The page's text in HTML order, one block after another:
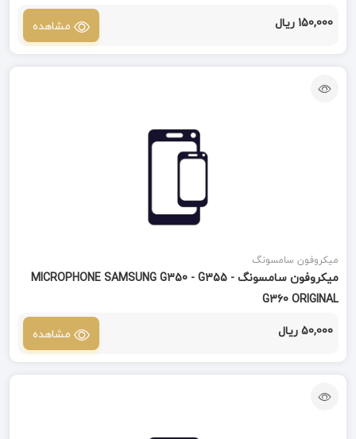
150,000 ریال مشاهده
میکروفون سامسونگ
میکروفون سامسونگ MICROPHONE SAMSUNG G350 - G355 -
G360 ORIGINAL
50,000 ریال مشاهده